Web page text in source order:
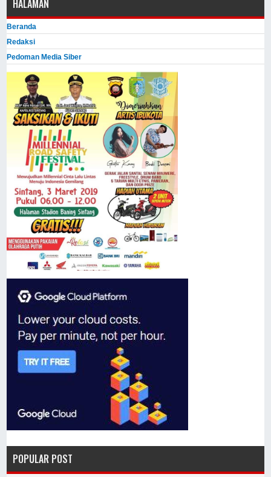
HALAMAN
Beranda
Redaksi
Pedoman Media Siber
POPULAR POST